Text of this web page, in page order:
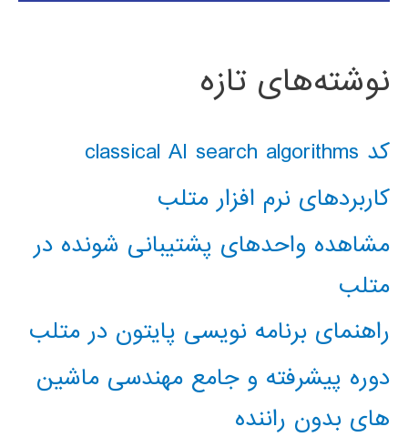
نوشته‌های تازه
کد classical AI search algorithms
کاربردهای نرم افزار متلب
مشاهده واحدهای پشتیبانی شونده در
متلب
راهنمای برنامه نویسی پایتون در متلب
دوره پیشرفته و جامع مهندسی ماشین
های بدون راننده